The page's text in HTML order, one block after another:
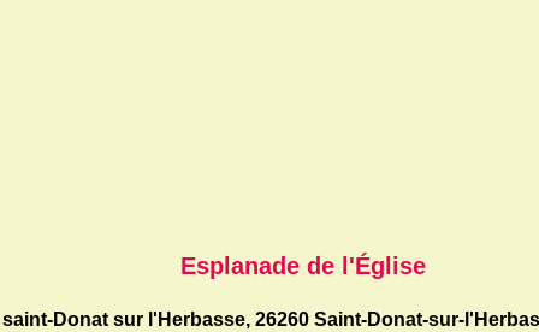
Esplanade de l'Église
saint-Donat sur l'Herbasse, 26260 Saint-Donat-sur-